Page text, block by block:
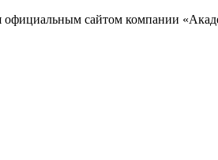
официальным сайтом компании